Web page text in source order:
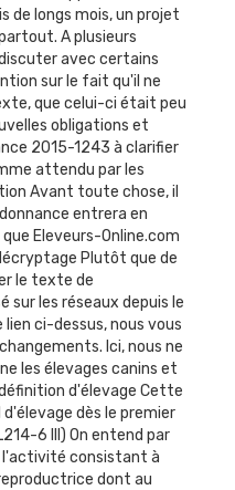
de longs mois, un projet
A plusieurs
avec certains
sur le fait qu'il ne
que celui-ci était peu
obligations et
2015-1243 à clarifier
attendu par les
Avant toute chose, il
entrera en
Eleveurs-Online.com
Plutôt que de
le texte de
sur les réseaux depuis le
ci-dessus, nous vous
Ici, nous ne
les élevages canins et
d'élevage Cette
dès le premier
6 III) On entend par
l'activité consistant à
dont au